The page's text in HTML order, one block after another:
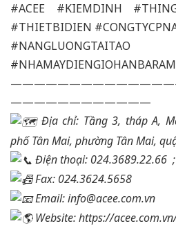
#ACEE #KIEMDINH
#THIETBIDIEN
#NANGLUONGTAITAO
#NHAMAYDIENGIOHANBARAM
————————————
Địa chỉ: Tầng 3, tháp A,
phố Tân Mai, phường Tân Mai,
Điện thoại: 024.3689.22.66 ;
Fax: 024.3624.5658
Email: info@acee.com.vn
Website:https://